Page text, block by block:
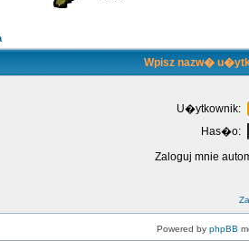
Wpisz nazw�
U�ytkownik:
Has�o:
Zaloguj mnie
Powered by phpBB